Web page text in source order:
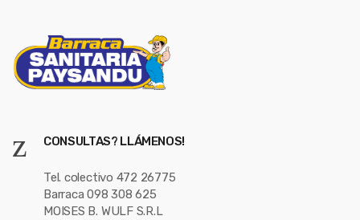
CONSULTAS? LLÁMENOS!
Tel. colectivo 472 26775
Barraca 098 308 625
MOISES B. WULF S.R.L